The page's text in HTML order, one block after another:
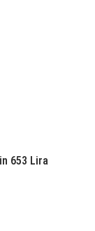
653 Lira